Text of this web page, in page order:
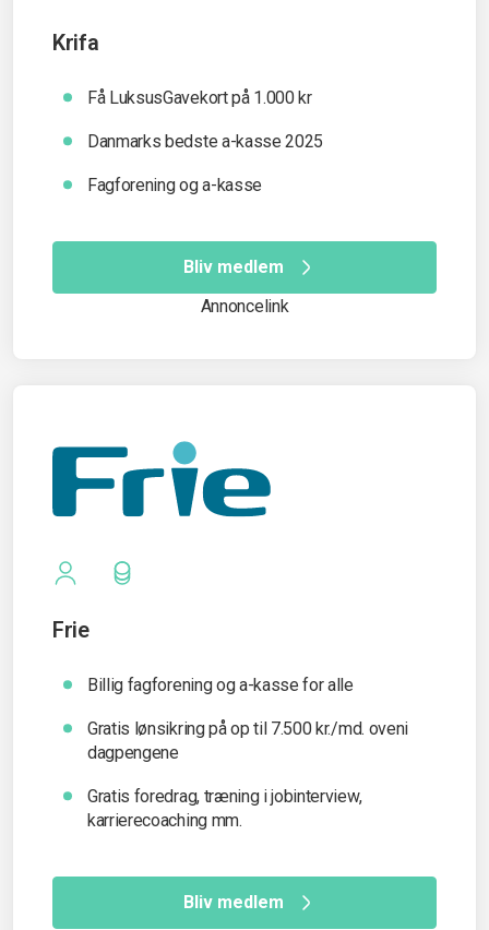
Krifa
Få LuksusGavekort på 1.000 kr
Danmarks bedste a-kasse 2025
Fagforening og a-kasse
Bliv medlem
Annoncelink
Frie
Billig fagforening og a-kasse for alle
Gratis lønsikring på op til 7.500 kr./md. oveni
dagpengene
Gratis foredrag, træning i jobinterview,
karrierecoaching mm.
Bliv medlem